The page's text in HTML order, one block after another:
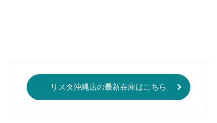
リスタ沖縄店の最新在庫はこちら